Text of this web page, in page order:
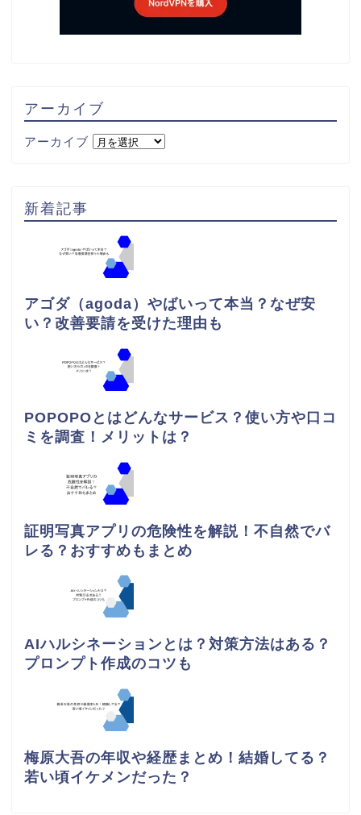
アーカイブ
アーカイブ
新着記事
アゴダ（agoda）やばいって本当？なぜ安
い？改善要請を受けた理由も
POPOPOとはどんなサービス？使い方や口コ
ミを調査！メリットは？
証明写真アプリの危険性を解説！不自然でバ
レる？おすすめもまとめ
AIハルシネーションとは？対策方法はある？
プロンプト作成のコツも
梅原大吾の年収や経歴まとめ！結婚してる？
若い頃イケメンだった？